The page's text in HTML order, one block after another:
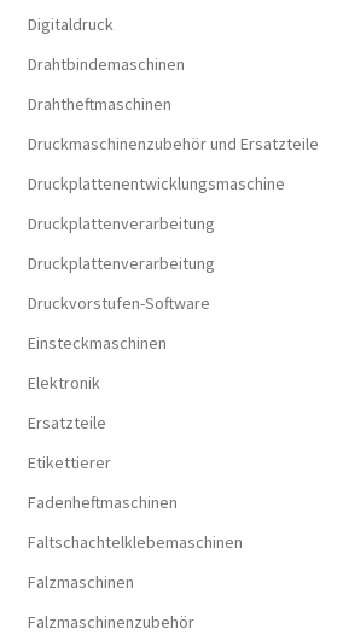
Digitaldruck
Drahtbindemaschinen
Drahtheftmaschinen
Druckmaschinenzubehör und Ersatzteile
Druckplattenentwicklungsmaschine
Druckplattenverarbeitung
Druckplattenverarbeitung
Druckvorstufen-Software
Einsteckmaschinen
Elektronik
Ersatzteile
Etikettierer
Fadenheftmaschinen
Faltschachtelklebemaschinen
Falzmaschinen
Falzmaschinenzubehör